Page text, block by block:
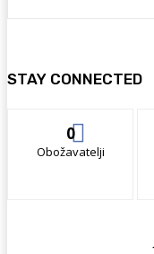
STAY CONNECTED
0
Obožavatelji